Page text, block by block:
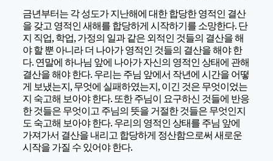
금년부터는 각 성도가 지난해에 대한 합당한 영적인 결산
을 갖고 영적인 새해를 합당하게 시작하기를 소망한다. 단
지 직업, 학업, 가정의 일과 같은 외적인 것들의 결산을 해
야 할 뿐 아니라 더 나아가 영적인 것들의 결산을 해야 한
다. 연말에 하나님 앞에 나아가 자신의 영적인 상태에 관해
결산을 해야 한다. 우리는 주님 앞에서 작년에 시간을 어떻
게 보냈는지, 무엇에 실패하였는지, 이긴 것은 무엇이었는
지 숙고해 보아야 한다. 또한 주님이 요구하신 것들에 반응
한 것들은 무엇이고 주님의 뜻을 거절한 것들은 무엇인지
도 숙고해 보아야 한다. 우리의 영적인 상태를 주님 앞에
가져가서 결산을 내리고 합당하게 정산함으로써 새로운
시작을 가질 수 있어야 한다.